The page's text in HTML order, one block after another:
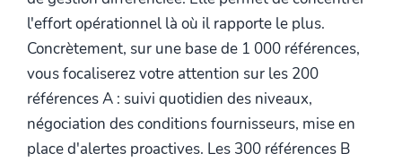
l'effort opérationnel là où il rapporte le plus.
Concrètement, sur une base de 1 000 références,
vous focaliserez votre attention sur les 200
références A : suivi quotidien des niveaux,
négociation des conditions fournisseurs, mise en
place d'alertes proactives. Les 300 références B